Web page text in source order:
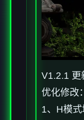
V1.2.1 更
优化修改：
1、H模